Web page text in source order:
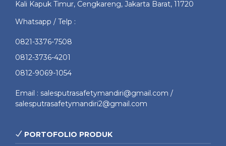
Kali Kapuk Timur, Cengkareng, Jakarta Barat, 11720
Whatsapp / Telp :
0821-3376-7508
0812-3736-4201
0812-9069-1054
Email : salesputrasafetymandiri@gmail.com /
salesputrasafetymandiri2@gmail.com
PORTOFOLIO PRODUK